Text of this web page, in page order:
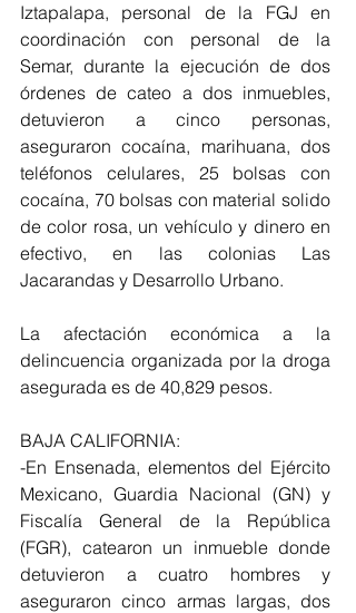
Iztapalapa, personal de la FGJ en
coordinación con personal de la
Semar, durante la ejecución de dos
órdenes de cateo a dos inmuebles,
detuvieron a cinco personas,
aseguraron cocaína, marihuana, dos
teléfonos celulares, 25 bolsas con
cocaína, 70 bolsas con material solido
de color rosa, un vehículo y dinero en
efectivo, en las colonias Las
Jacarandas y Desarrollo Urbano.
La afectación económica a la
delincuencia organizada por la droga
asegurada es de 40,829 pesos.
BAJA CALIFORNIA:
-En Ensenada, elementos del Ejército
Mexicano, Guardia Nacional (GN) y
Fiscalía General de la República
(FGR), catearon un inmueble donde
detuvieron a cuatro hombres y
aseguraron cinco armas largas, dos